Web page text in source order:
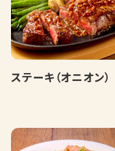
ステーキ（オニオン）